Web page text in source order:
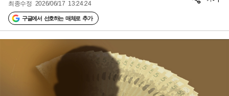
최종수정 2026/06/17 13:24:24
구글에서 선호하는 매체로 추가